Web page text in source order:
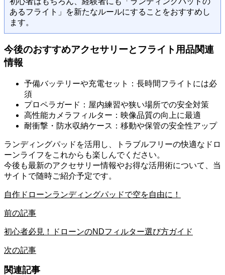
あるフライト」を新たなルールにすることをおすすめし
ます。
今後のおすすめアクセサリーとフライト用品関連
情報
予備バッテリーや充電セット：長時間フライトには必
須
プロペラガード：屋内練習や狭い場所での安全対策
高性能カメラフィルター：映像品質の向上に最適
耐衝撃・防水収納ケース：移動や保管の安全性アップ
ランディングパッドを活用し、トラブルフリーの快適なドロ
ーンライフをこれからも楽しんでください。
今後も最新のアクセサリー情報やお得な活用術について、当
サイトで随時ご紹介予定です。
自作ドローンランディングパッドで空を自由に！
前の記事
初心者必見！ドローンのNDフィルター選び方ガイド
次の記事
関連記事